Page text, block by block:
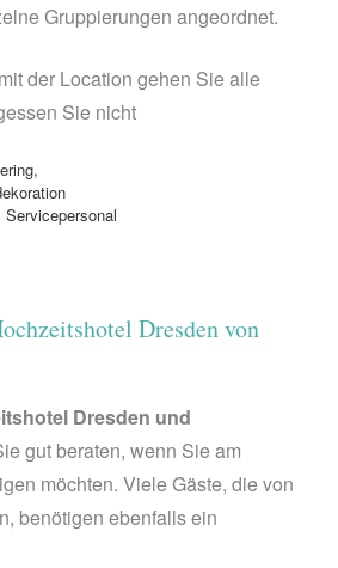
Gruppierungen angeordnet.
der Location gehen Sie alle
Sie nicht
Dresden von
Dresden und
gut beraten, wenn Sie am
möchten. Viele Gäste, die von
benötigen ebenfalls ein